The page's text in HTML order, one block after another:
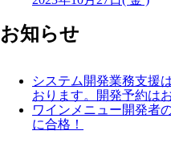
お知らせ
システム開発業務支援
おります。開発予約は
ワインメニュー開発者
に合格！